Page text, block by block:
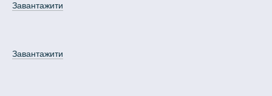
Завантажити
Завантажити